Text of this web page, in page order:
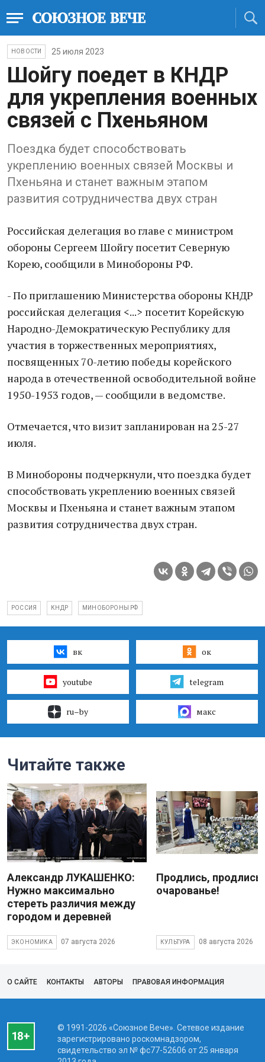
НОВОСТИ 25 июля 2023
Шойгу поедет в КНДР
для укрепления военных
связей с Пхеньяном
Поездка будет способствовать
укреплению военных связей Москвы и
Пхеньяна и станет важным этапом
развития сотрудничества двух стран
Российская делегация во главе с министром
обороны Сергеем Шойгу посетит Северную
Корею, сообщили в Минобороны РФ.
- По приглашению Министерства обороны КНДР
российская делегация <...> посетит Корейскую
Народно-Демократическую Республику для
участия в торжественных мероприятиях,
посвященных 70-летию победы корейского
народа в отечественной освободительной войне
1950-1953 годов, — сообщили в ведомстве.
Отмечается, что визит запланирован на 25-27
июля.
В Минобороны подчеркнули, что поездка будет
способствовать укреплению военных связей
Москвы и Пхеньяна и станет важным этапом
развития сотрудничества двух стран.
РОССИЯ КНДР МИНОБОРОНЫ РФ
вк ок
youtube telegram
ru–by макс
Читайте также
Александр ЛУКАШЕНКО:
Нужно максимально
стереть различия между
городом и деревней
ЭКОНОМИКА 07 августа 2026
Продлись, продлись
очарованье!
КУЛЬТУРА 08 августа 2026
О САЙТЕ КОНТАКТЫ АВТОРЫ ПРАВОВАЯ ИНФОРМАЦИЯ
© 1991-2026 «Союзное Вече». Сетевое издание
зарегистрировано роскомнадзором,
свидетельство эл № фc77-52606 от 25 января